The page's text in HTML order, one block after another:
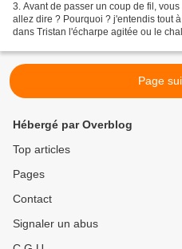
3. Avant de passer un coup de fil,
allez dire ? Pourquoi ? j'entendis tout
dans Tristan l'écharpe agitée ou le
Page
Hébergé par Overblog
Top articles
Pages
Contact
Signaler un abus